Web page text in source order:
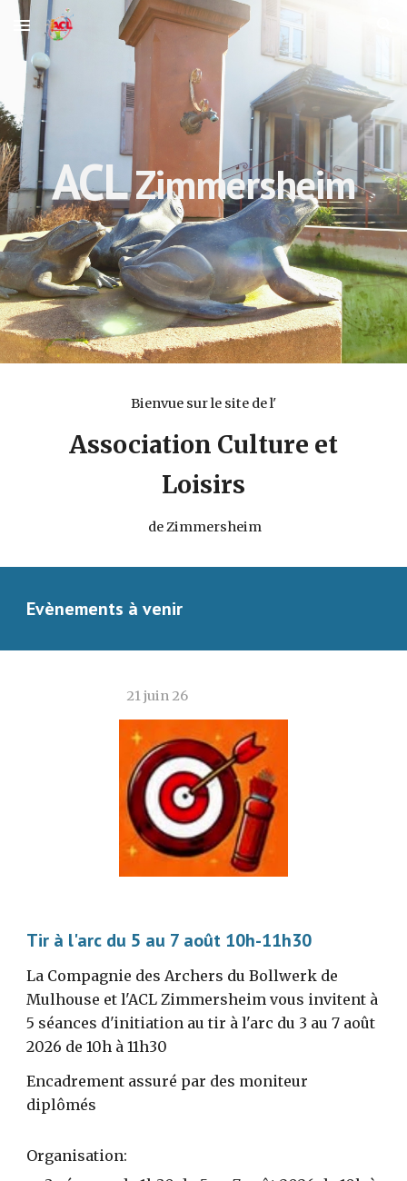
Skip to main content Skip to navigation
ACL Zimmersheim
Bienvue sur le site de l'
Association Culture et
Loisirs
de Zimmersheim
Evènements à venir
21 juin 26
Tir à l'arc du 5 au 7 août 10h-11h30
La Compagnie des Archers du Bollwerk de
Mulhouse et l'ACL Zimmersheim vous invitent à
5 séances d'initiation au tir à l'arc du 3 au 7 août
2026 de 10h à 11h30
Encadrement assuré par des moniteur
diplômés
Organisation: